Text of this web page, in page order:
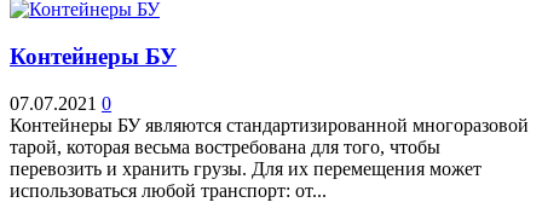
Контейнеры БУ
07.07.2021 0
Контейнеры БУ являются стандартизированной многоразовой
тарой, которая весьма востребована для того, чтобы
перевозить и хранить грузы. Для их перемещения может
использоваться любой транспорт: от...